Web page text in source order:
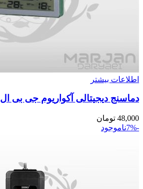
اطلاعات بیشتر
دماسنج دیجیتالی آکواریوم جی بی ال
48,000 تومان
-7%
ناموجود